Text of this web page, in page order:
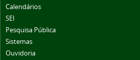
Calendários
SEI
Pesquisa Pública
Sistemas
Ouvidoria